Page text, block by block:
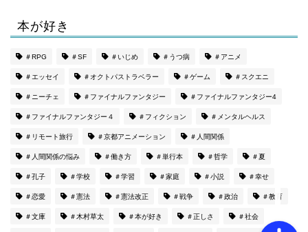
本が好き
＃RPG ＃SF ＃いじめ ＃うつ病 ＃アニメ
＃エッセイ ＃オクトパストラベラー ＃ゲーム ＃スクエニ
＃ニーチェ ＃ファイナルファンタジー ＃ファイナルファンタジー4
＃ファイナルファンタジー４ ＃フィクション ＃メンタルヘルス
＃リモート旅行 ＃京都アニメーション ＃人間関係
＃人間関係の悩み ＃働き方 ＃単行本 ＃哲学 ＃夏
＃孔子 ＃学校 ＃学習 ＃家庭 ＃小説 ＃幸せ
＃恋愛 ＃憲法 ＃憲法改正 ＃戦争 ＃政治 ＃教育
＃文庫 ＃木村草太 ＃本が好き ＃正しさ ＃社会
プロフィール
Privacy Policy
特定商取引法に基づく表記